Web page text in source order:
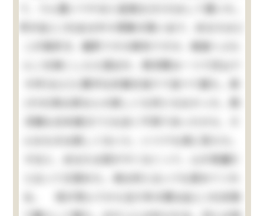
て、うん置いてやると返事丈(だけ)はして置いた。
所が此(この)女は中々想像の強い女で、あなたはど
こが御好き、麹町ですか麻布ですか、御庭へぶら
んこを御こしらえ遊ばせ、西洋間は一つで沢山で
す抔(など)と勝手な計画を独りで並べて居た。其
(その)時は家なんか欲しくも何ともなかった、西
洋館も日本建(だて)も全く不用であったから、そ
んなものは欲しくないと、いつでも清に答えた。
すると、あなたは慾がすくなくって、心が奇麗だ
と云って又賞めた。清は何と云っても賞めてくれ
る。 母が死んでから五六年の間は此(この)状態